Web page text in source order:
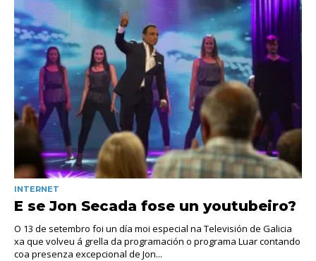
INTERNET
E se Jon Secada fose un youtubeiro?
O 13 de setembro foi un día moi especial na Televisión de Galicia
xa que volveu á grella da programación o programa Luar contando
coa presenza excepcional de Jon...